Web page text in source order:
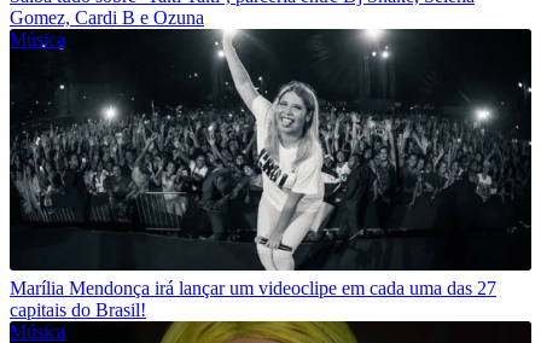
Gomez, Cardi B e Ozuna
Música
Marília Mendonça irá lançar um videoclipe em cada uma das 27
capitais do Brasil!
Música